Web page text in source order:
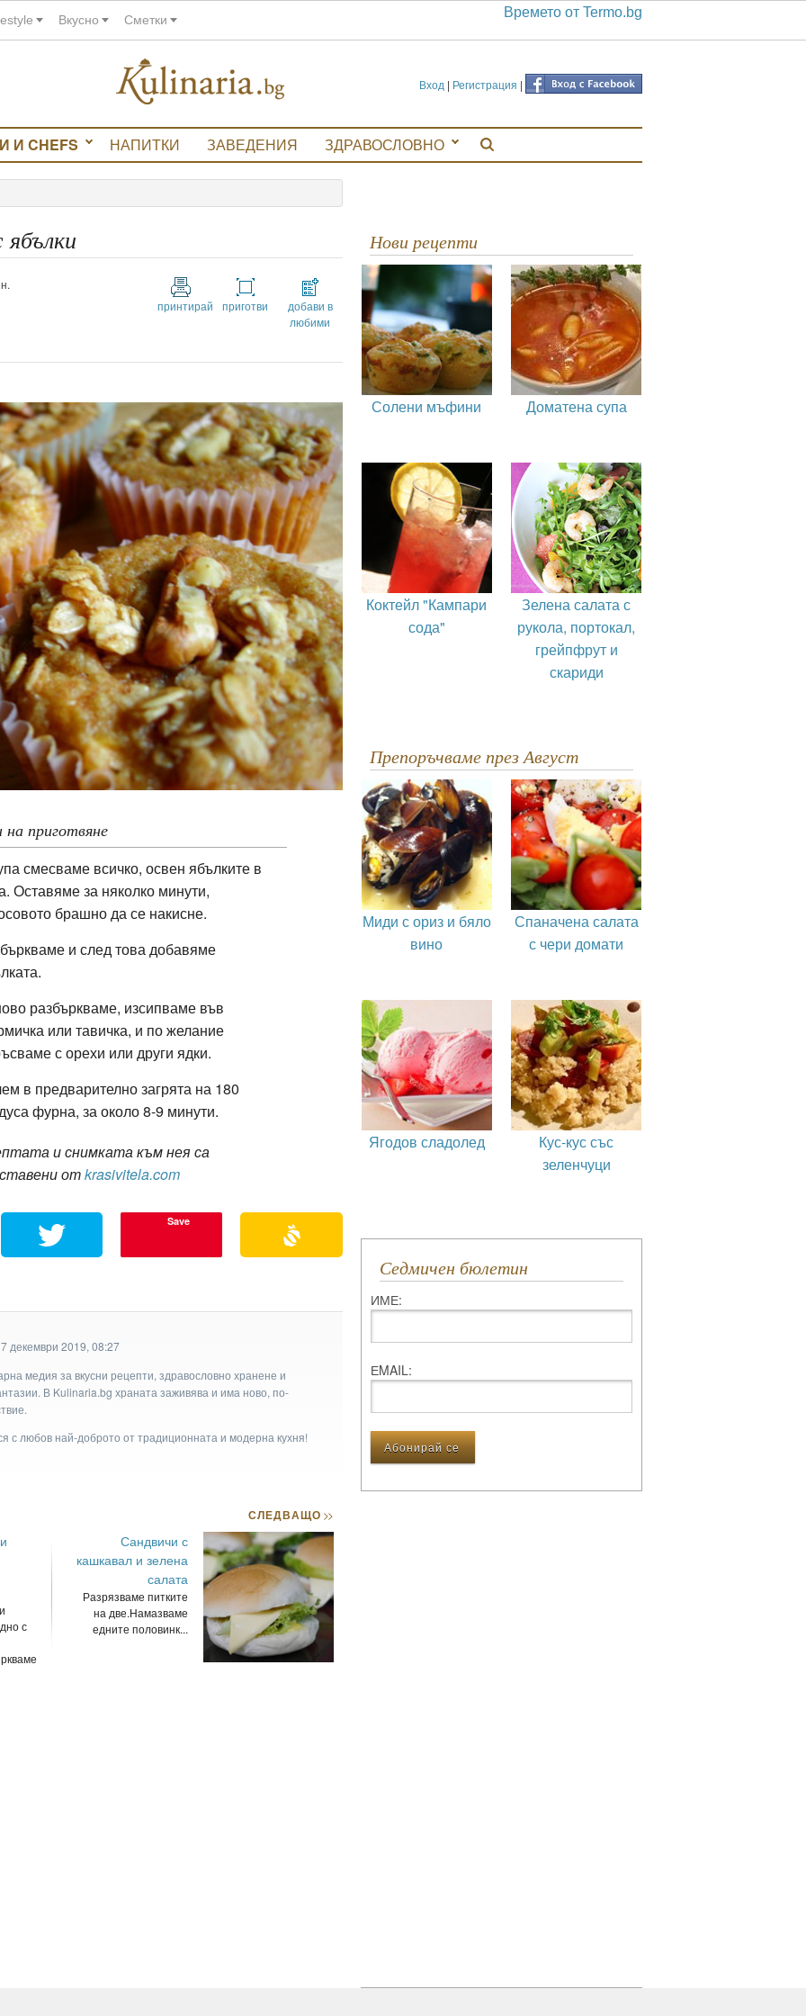
Вкусно Сметки Времето от Termo.bg
Вход | Регистрация |
И CHEFS НАПИТКИ ЗАВЕДЕНИЯ ЗДРАВОСЛОВНО
принтирай приготви
добави в
любими
на приготвяне
смесваме всичко, освен ябълките в
Оставяме за няколко минути,
брашно да се накисне.
и след това добавяме
разбъркваме, изсипваме във
или тавичка, и по желание
с орехи или други ядки.
в предварително загрята на 180
фурна, за около 8-9 минути.
и снимката към нея са
отkrasivitela.com
Save
декември 2019, 08:27
медия за вкусни рецепти, здравословно хранене и
В Kulinaria.bg храната заживява и има ново, по-
с любов най-доброто от традиционната и модерна кухня!
с
СЛЕДВАЩО>>
Сандвичи с
кашкавал и зелена
салата
Разрязваме питките
на две.Намазваме
едните половинк...
Нови рецепти
Солени мъфини Доматена супа
Коктейл "Кампари
сода"
Зелена салата с
рукола, портокал,
грейпфрут и
скариди
Препоръчваме през Август
Миди с ориз и бяло
вино
Спаначена салата
с чери домати
Ягодов сладолед
Кус-кус със
зеленчуци
Седмичен бюлетин
ИМЕ:
ЕMAIL: